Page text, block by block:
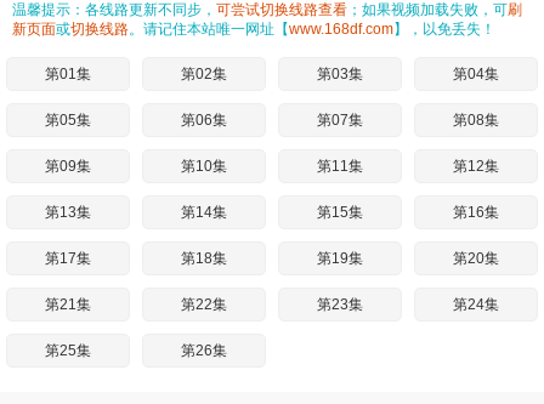
温馨提示：各线路更新不同步， 可尝试切换线路查看 ；如果视频加载失败，可刷
新页面或切换线路。请记住本站唯一网址【www.168df.com】，以免丢失！
第01集 第02集 第03集 第04集
第05集 第06集 第07集 第08集
第09集 第10集 第11集 第12集
第13集 第14集 第15集 第16集
第17集 第18集 第19集 第20集
第21集 第22集 第23集 第24集
第25集 第26集